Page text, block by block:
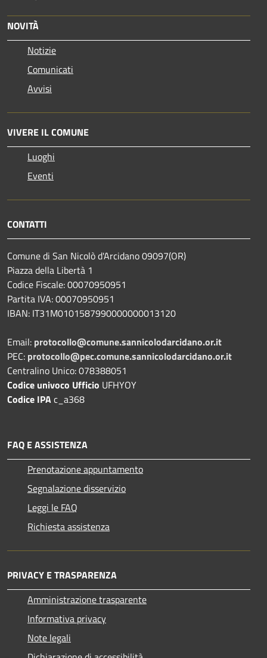
NOVITÀ
Notizie
Comunicati
Avvisi
VIVERE IL COMUNE
Luoghi
Eventi
CONTATTI
Comune di San Nicolò d'Arcidano 09097(OR)
Piazza della Libertà 1
Codice Fiscale: 00070950951
Partita IVA: 00070950951
IBAN: IT31M0101587990000000013120
Email: protocollo@comune.sannicolodarcidano.or.it
PEC: protocollo@pec.comune.sannicolodarcidano.or.it
Centralino Unico: 078388051
Codice univoco Ufficio UFHYOY
Codice IPAc_a368
FAQ E ASSISTENZA
Prenotazione appuntamento
Segnalazione disservizio
Leggi le FAQ
Richiesta assistenza
PRIVACY E TRASPARENZA
Amministrazione trasparente
Informativa privacy
Note legali